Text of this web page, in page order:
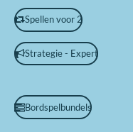
Spellen voor 2
Strategie - Expert
Bordspelbundels